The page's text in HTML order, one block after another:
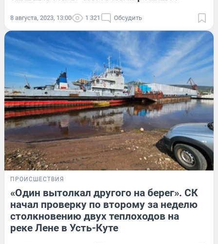
8 августа, 2023, 13:00 1 321 Обсудить
ПРОИСШЕСТВИЯ
«Один вытолкал другого на берег». СК
начал проверку по второму за неделю
столкновению двух теплоходов на
реке Лене в Усть-Куте